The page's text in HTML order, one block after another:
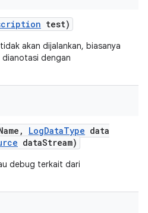
test)
akan dijalankan, biasanya
dengan
, LogDataType data
dataStream)
debug terkait dari